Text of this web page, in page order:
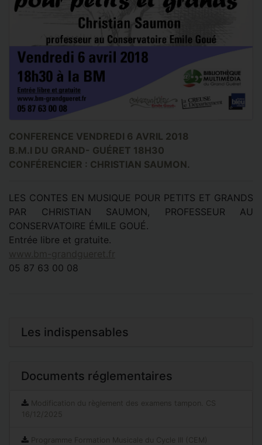
CONFERENCE VENDREDI 6 AVRIL 2018
B.M.I DU GRAND- GUÉRET 18H30
CONFÉRENCIER : CHRISTIAN SAUMON.
LES CONTES EN MUSIQUE POUR PETITS ET GRANDS
PAR CHRISTIAN SAUMON, PROFESSEUR AU
CONSERVATOIRE ÉMILE GOUÉ.
Entrée libre et gratuite.
www.bm-grandgueret.fr
05 87 63 00 08
Les indispensables
Documents réglementaires
Modification du règlement des examens tampon. CS
16/12/2025
Programme Formation Musicale du Cycle III (CEM)